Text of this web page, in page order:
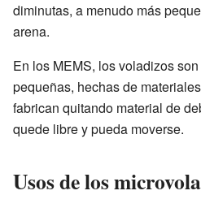
diminutas, a menudo más
arena.
En los MEMS, los voladizos
pequeñas, hechas de
fabrican quitando material de
quede libre y pueda moverse.
Usos de los